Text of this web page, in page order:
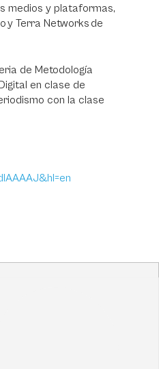
medios y plataformas,
y Terra Networks de
de Metodología
en clase de
con la clase